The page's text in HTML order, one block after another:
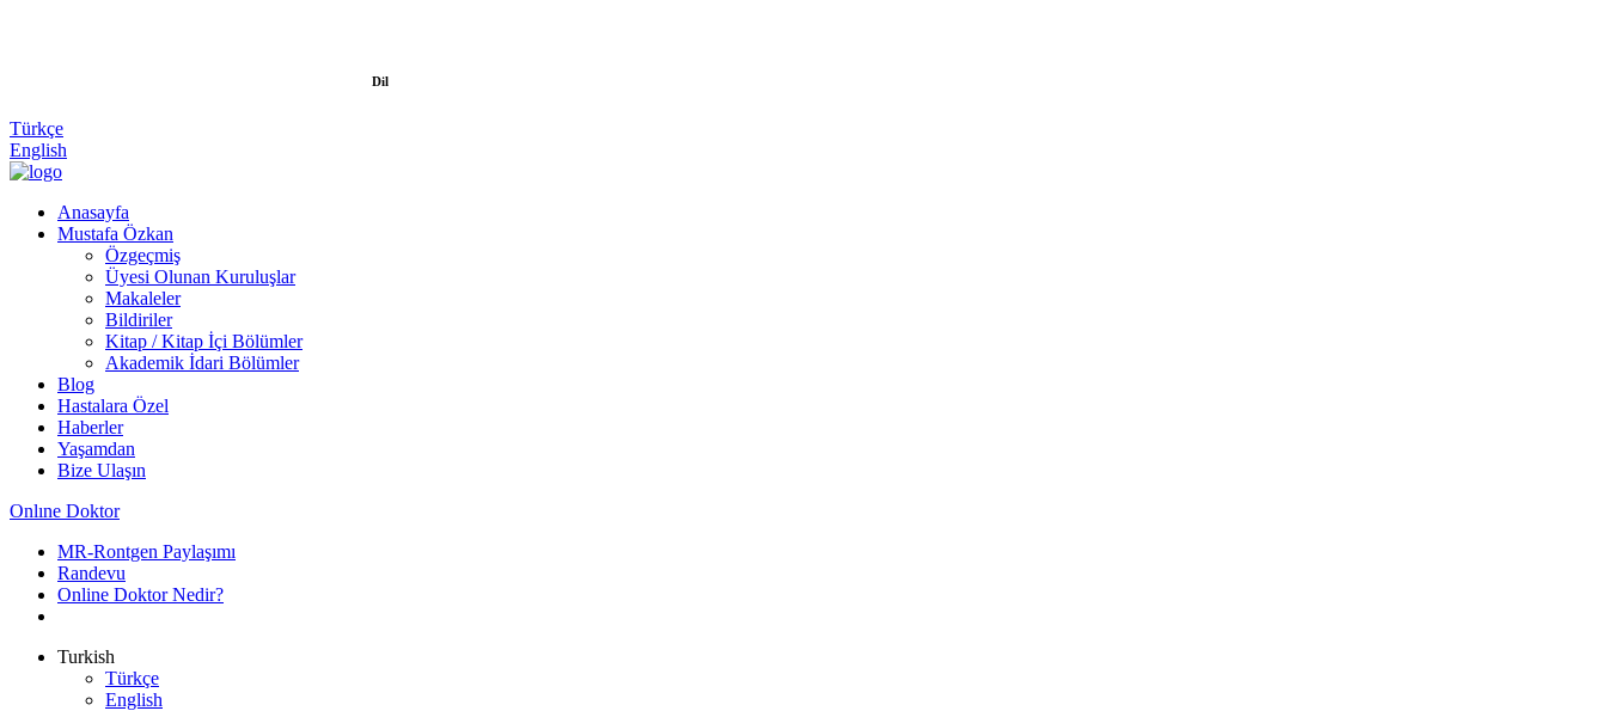
Dil
Türkçe
English
Anasayfa
Mustafa Özkan
Özgeçmiş
Üyesi Olunan Kuruluşlar
Makaleler
Bildiriler
Kitap / Kitap İçi Bölümler
Akademik İdari Bölümler
Blog
Hastalara Özel
Haberler
Yaşamdan
Bize Ulaşın
Onlıne Doktor
MR-Rontgen Paylaşımı
Randevu
Online Doktor Nedir?
Turkish
Türkçe
English